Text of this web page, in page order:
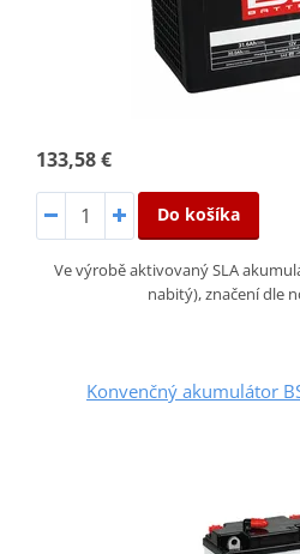
133,58 €
Do košíka
Ve výrobě aktivovaný SLA
nabitý), značení dle
Konvenčný akumulátor